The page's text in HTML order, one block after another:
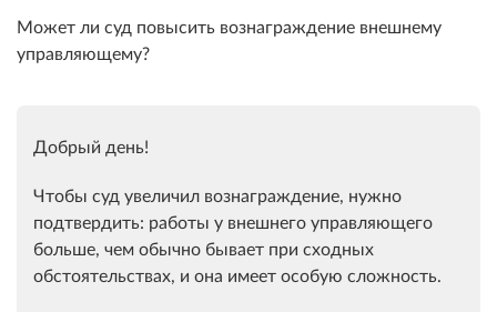
Может ли суд повысить вознаграждение внешнему
управляющему?
Добрый день!
Чтобы суд увеличил вознаграждение, нужно
подтвердить: работы у внешнего управляющего
больше, чем обычно бывает при сходных
обстоятельствах, и она имеет особую сложность.